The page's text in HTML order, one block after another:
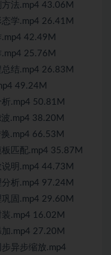
法.mp4 43.06M
学.mp4 26.41M
42.49M
25.76M
结.mp4 26.83M
49.24M
.mp4 50.81M
.mp4 38.20M
.mp4 66.53M
匹配.mp4 35.87M
明.mp4 44.73M
析.mp4 97.24M
固.mp4 29.60M
.mp4 16.02M
.mp4 27.20M
异步缩放.mp4